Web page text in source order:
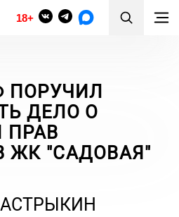
18+
ПОРУЧИЛ
ДЕЛО О
ПРАВ
"САДОВАЯ"